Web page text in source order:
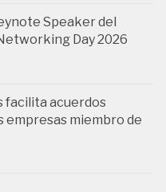
Speaker del
Day 2026
facilita acuerdos
empresas miembro de